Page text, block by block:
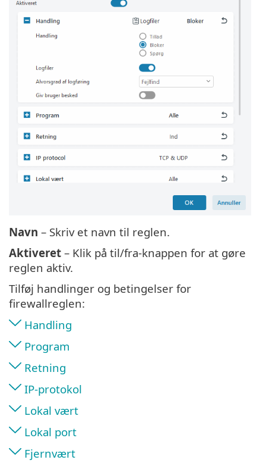
Navn – Skriv et navn til reglen.
Aktiveret – Klik på til/fra-knappen for at gøre
reglen aktiv.
Tilføj handlinger og betingelser for
firewallreglen:
Handling
Program
Retning
IP-protokol
Lokal vært
Lokal port
Fjernvært